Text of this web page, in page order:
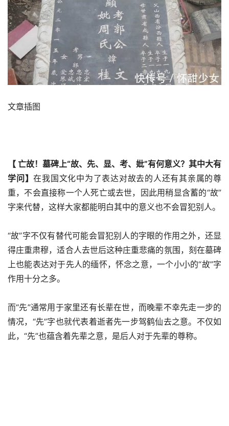
文章插图
【 亡故！墓碑上“故、先、显、考、妣”有何意义？其中大有
学问】在我国文化中为了表达对故去的人还有其亲属的尊
重，不会直接称一个人死亡或去世，因此用稍显含蓄的“故”
字来代替，这样大家都能明白其中的意义也不会冒犯别人。
“故”字不仅有替代可能会冒犯别人的字眼的作用之外，还显
得庄重肃穆，适合人去世后这种庄重悲痛的氛围，刻在墓碑
上也能表达对于先人的缅怀，怀念之意，一个小小的“故”字
作用十分之多。
而“先”通常用于家里还有长辈在世，而晚辈不幸先走一步的
情况，“先”字也就代表着逝者先一步驾鹤仙去之意。不仅如
此，“先”也蕴含着先辈之意，是后人对于先辈的尊称。